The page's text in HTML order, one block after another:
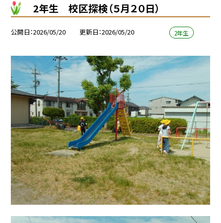
2年生 校区探検（５月２０日）
公開日 2026/05/20 更新日 2026/05/20 2年生